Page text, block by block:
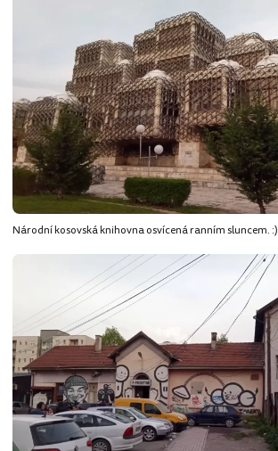
Národní kosovská knihovna osvícená ranním sluncem. :)